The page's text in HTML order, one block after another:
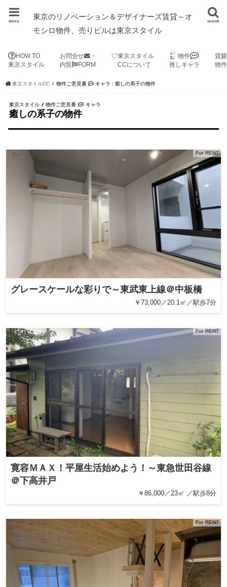
東京のリノベーション＆デザイナーズ賃貸～オ
モシロ物件、売りビルは東京スタイル
search
menu
HOW TO
東京スタイル
お問合せ
・
内覧
FORM
♡東京スタイル
CCについて
物件
推しキャラ
賃
物
東京スタイルCC 物件ご意見番 キャラ : 癒しの系子の物件
東京スタイル / 物件ご意見番 キャラ
癒しの系子の物件
For RENT
グレースケールな彩りで～東武東上線＠中板橋
￥73,000／20.1㎡／駅歩7分
For RENT
寛容ＭＡＸ！平屋生活始めよう！～東急世田谷線
＠下高井戸
￥86,000／23㎡ ／駅歩8分
For RENT